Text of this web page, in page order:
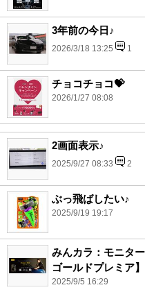
3年前の今日♪
2026/3/18 13:25 1
チョコチョコ💝
2026/1/27 08:08
2画面表示♪
2025/9/27 08:33 2
ぶっ飛ばしたい♪
2025/9/19 19:17
みんカラ：モニタ
ゴールドプレミア】
2025/9/5 16:29